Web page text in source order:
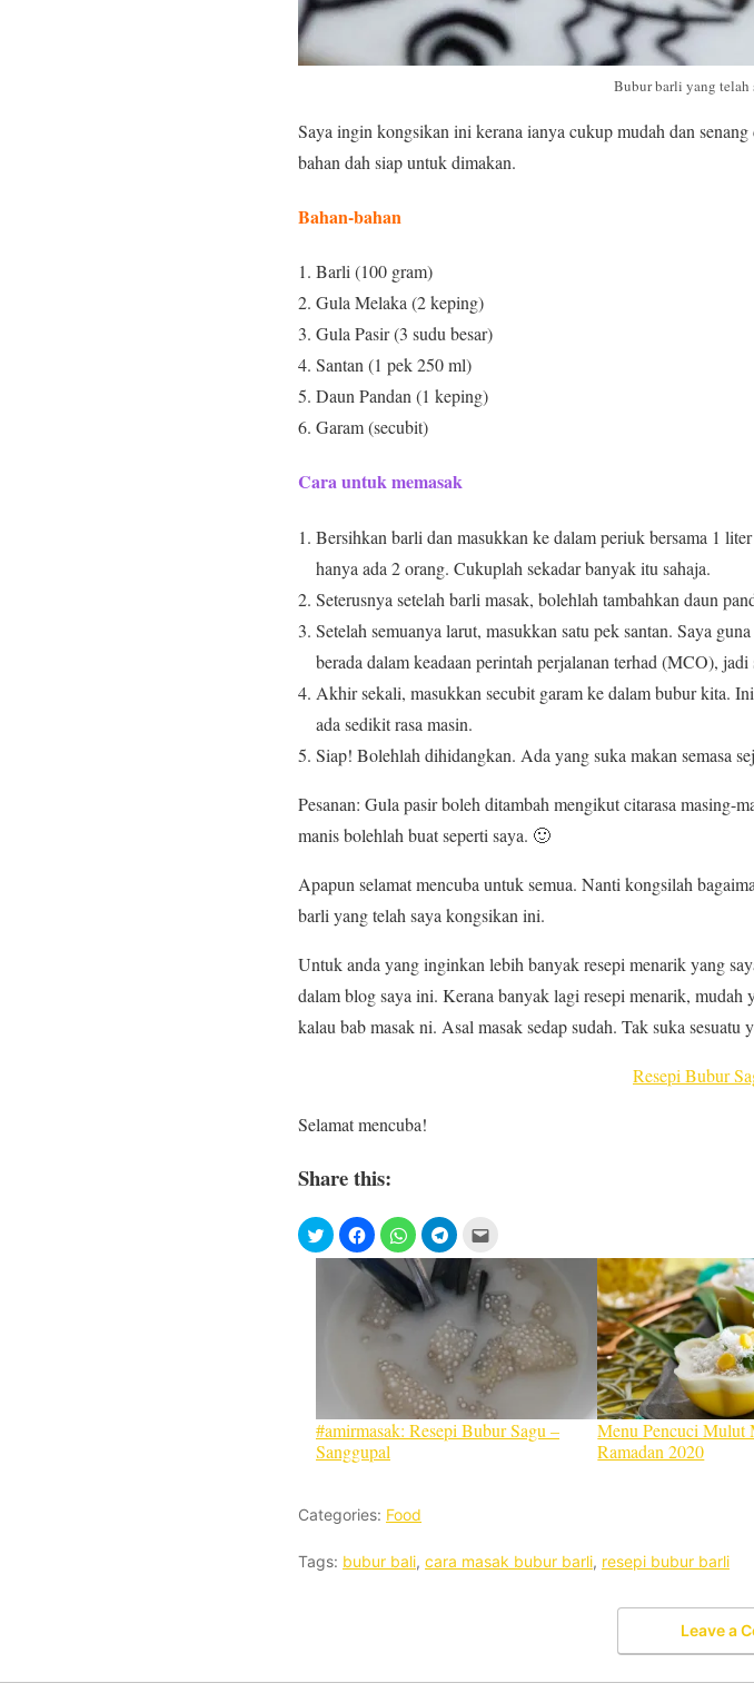
Bubur barli yang telah
Saya ingin kongsikan ini kerana ianya cukup mudah dan
bahan dah siap untuk dimakan.
Bahan-bahan
1. Barli (100 gram)
2. Gula Melaka (2 keping)
3. Gula Pasir (3 sudu besar)
4. Santan (1 pek 250 ml)
5. Daun Pandan (1 keping)
6. Garam (secubit)
Cara untuk memasak
Bersihkan barli dan masukkan ke dalam periuk bersama 1
hanya ada 2 orang. Cukuplah sekadar banyak itu sahaja.
Seterusnya setelah barli masak, bolehlah tambahkan daun
Setelah semuanya larut, masukkan satu pek santan. Saya
berada dalam keadaan perintah perjalanan terhad (MCO),
Akhir sekali, masukkan secubit garam ke dalam bubur kita.
ada sedikit rasa masin.
Siap! Bolehlah dihidangkan. Ada yang suka makan semasa
Pesanan: Gula pasir boleh ditambah mengikut citarasa masing-
manis bolehlah buat seperti saya. 🙂
Apapun selamat mencuba untuk semua. Nanti kongsilah
barli yang telah saya kongsikan ini.
Untuk anda yang inginkan lebih banyak resepi menarik yang
dalam blog saya ini. Kerana banyak lagi resepi menarik, mudah
kalau bab masak ni. Asal masak sedap sudah. Tak suka
Resepi Bubur
Selamat mencuba!
Share this:
#amirmasak: Resepi Bubur Sagu –
Sanggupal
Menu Pencuci Mulut
Ramadan 2020
Categories: Food
Tags: bubur bali, cara masak bubur barli, resepi bubur barli
Leave a